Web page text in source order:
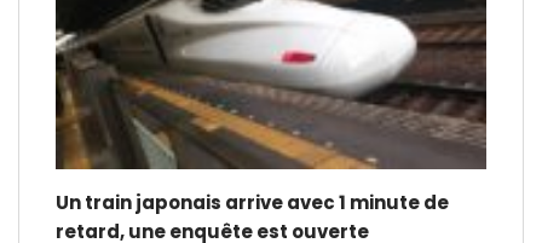
Un train japonais arrive avec 1 minute de
retard, une enquête est ouverte